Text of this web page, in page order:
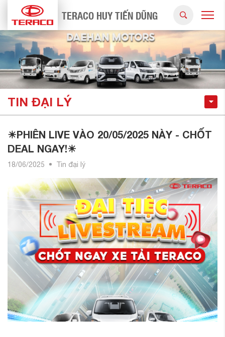
TERACO HUY TIẾN DŨNG
TIN ĐẠI LÝ
☀PHIÊN LIVE VÀO 20/05/2025 NÀY - CHỐT
DEAL NGAY!☀
18/06/2025 Tin đại lý